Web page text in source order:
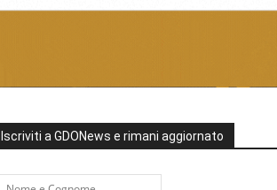
Iscriviti a GDONews e rimani aggiornato